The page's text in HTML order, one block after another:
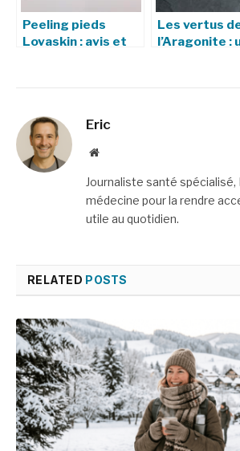
Peeling pieds
Lovaskin : avis et
Les vertus
l’Aragonite :
Eric
Website
Journaliste santé spécialisé,
médecine pour la rendre
utile au quotidien.
RELATED POSTS